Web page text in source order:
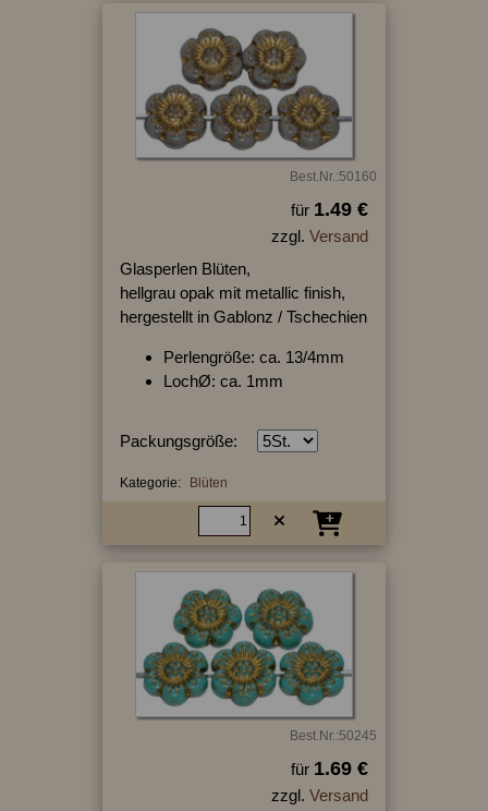
Best.Nr.:50160
für 1.49 €
zzgl. Versand
Glasperlen Blüten,
hellgrau opak mit metallic finish,
hergestellt in Gablonz / Tschechien
Perlengröße: ca. 13/4mm
LochØ: ca. 1mm
Packungsgröße:
Kategorie: Blüten
Best.Nr.:50245
für 1.69 €
zzgl. Versand